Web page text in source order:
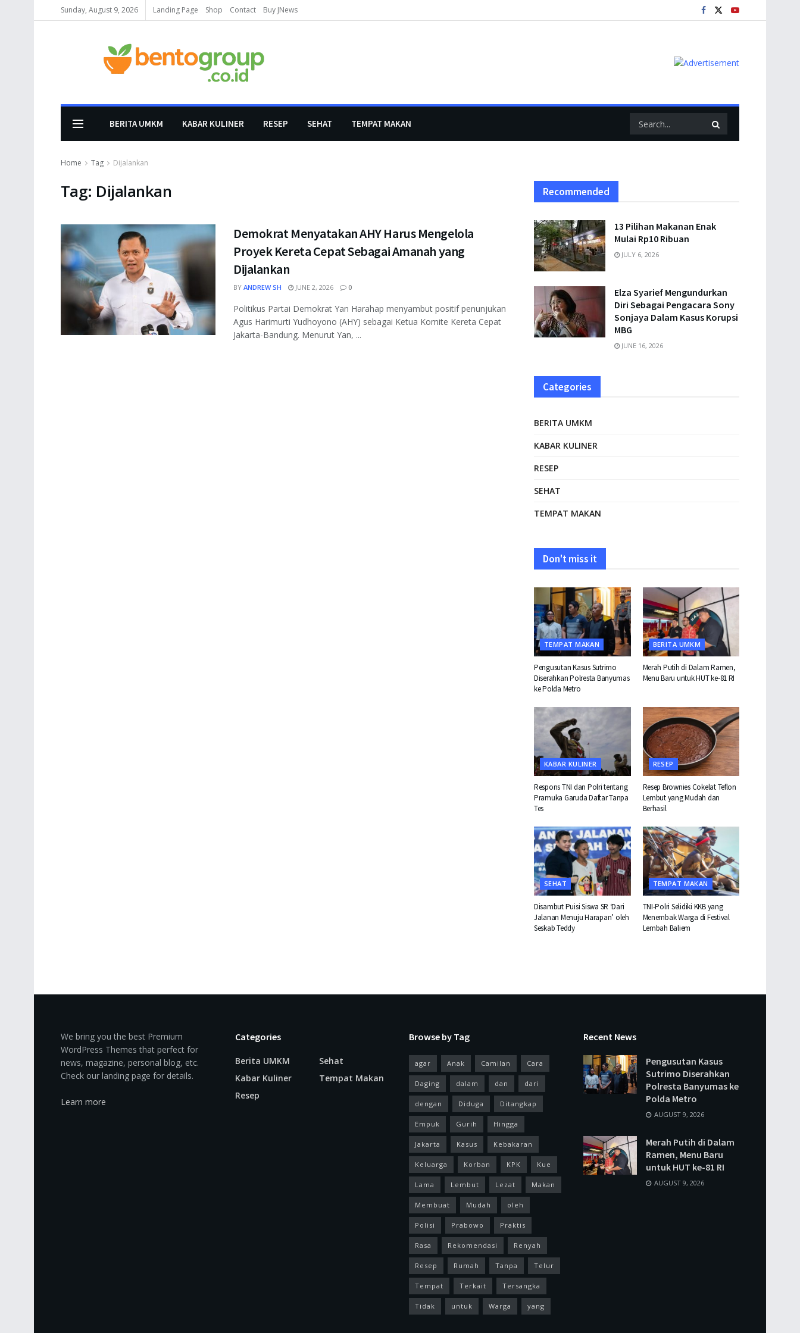
Sunday, August 9, 2026 Landing Page Shop Contact Buy JNews
BERITA UMKM KABAR KULINER RESEP SEHAT TEMPAT MAKAN
Home Tag Dijalankan
Tag: Dijalankan
Demokrat Menyatakan AHY Harus Mengelola
Proyek Kereta Cepat Sebagai Amanah yang
Dijalankan
BY ANDREW SH JUNE 2, 2026 0
Politikus Partai Demokrat Yan Harahap menyambut positif penunjukan
Agus Harimurti Yudhoyono (AHY) sebagai Ketua Komite Kereta Cepat
Jakarta-Bandung. Menurut Yan, ...
Recommended
13 Pilihan Makanan Enak
Mulai Rp10 Ribuan
JULY 6, 2026
Elza Syarief Mengundurkan
Diri Sebagai Pengacara Sony
Sonjaya Dalam Kasus Korupsi
MBG
JUNE 16, 2026
Categories
BERITA UMKM
KABAR KULINER
RESEP
SEHAT
TEMPAT MAKAN
Don't miss it
TEMPAT MAKAN
Pengusutan Kasus Sutrimo
Diserahkan Polresta Banyumas
ke Polda Metro
BERITA UMKM
Merah Putih di Dalam Ramen,
Menu Baru untuk HUT ke-81 RI
KABAR KULINER
Respons TNI dan Polri tentang
Pramuka Garuda Daftar Tanpa
Tes
RESEP
Resep Brownies Cokelat Teflon
Lembut yang Mudah dan
Berhasil
SEHAT
Disambut Puisi Siswa SR ‘Dari
Jalanan Menuju Harapan’ oleh
Seskab Teddy
TEMPAT MAKAN
TNI-Polri Selidiki KKB yang
Menembak Warga di Festival
Lembah Baliem
We bring you the best Premium
WordPress Themes that perfect for
news, magazine, personal blog, etc.
Check our landing page for details.
Learn more
Categories
Berita UMKM
Kabar Kuliner
Resep
Sehat
Tempat Makan
Browse by Tag
agar Anak Camilan Cara
Daging dalam dan dari
dengan Diduga Ditangkap
Empuk Gurih Hingga
Jakarta Kasus Kebakaran
Keluarga Korban KPK Kue
Lama Lembut Lezat Makan
Membuat Mudah oleh
Polisi Prabowo Praktis
Rasa Rekomendasi Renyah
Resep Rumah Tanpa Telur
Tempat Terkait Tersangka
Tidak untuk Warga yang
Recent News
Pengusutan Kasus
Sutrimo Diserahkan
Polresta Banyumas ke
Polda Metro
AUGUST 9, 2026
Merah Putih di Dalam
Ramen, Menu Baru
untuk HUT ke-81 RI
AUGUST 9, 2026